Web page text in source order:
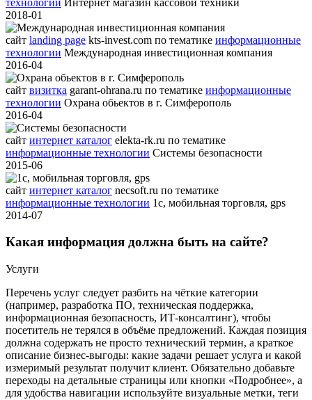
2018-01
сайт landing page kts-invest.com по тематике информационные
технологии Международная инвестиционная компания
2016-04
сайт визитка garant-ohrana.ru по тематике информационные
технологии Охрана обьектов в г. Симферополь
2016-04
сайт интернет каталог elekta-rk.ru по тематике
информационные технологии Системы безопасности
2015-06
сайт интернет каталог necsoft.ru по тематике
информационные технологии 1с, мобильная торговля, gps
2014-07
Какая информация должна быть на сайте?
Услуги
Перечень услуг следует разбить на чёткие категории
(например, разработка ПО, техническая поддержка,
информационная безопасность, ИТ-консалтинг), чтобы
посетитель не терялся в объёме предложений. Каждая позиция
должна содержать не просто технический термин, а краткое
описание бизнес-выгоды: какие задачи решает услуга и какой
измеримый результат получит клиент. Обязательно добавьте
переходы на детальные страницы или кнопки «Подробнее», а
для удобства навигации используйте визуальные метки, теги